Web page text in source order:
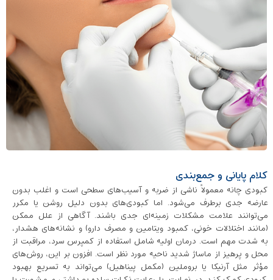
کلام پایانی و جمع‌بندی
کبودی چانه معمولاً ناشی از ضربه و آسیب‌های سطحی است و اغلب بدون
عارضه جدی برطرف می‌شود. اما کبودی‌های بدون دلیل روشن یا مکرر
می‌توانند علامت مشکلات زمینه‌ای جدی باشند. آگاهی از علل ممکن
(مانند اختلالات خونی، کمبود ویتامین و مصرف دارو) و نشانه‌های هشدار،
به شدت مهم است. درمان اولیه شامل استفاده از کمپرس سرد، مراقبت از
محل و پرهیز از ماساژ شدید ناحیه مورد نظر است. افزون بر این، روش‌های
مؤثر مثل آرنیکا یا بروملین (مکمل پیناهیل) می‌تواند به تسریع بهبود